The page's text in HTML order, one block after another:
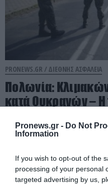
Pronews.gr - Do Not
Information
If you wish to opt-out of the
processing of your personal
targeted advertising by us,
PRONEWS.GR / ΔΙΕΘΝΗΣ ΑΣΦΑΛΕΙΑ
Πολωνία:
κατά Ουκρανών – Η
08.08.2026 | 21:01